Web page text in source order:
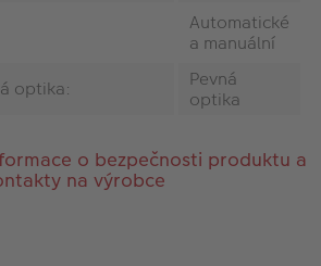
Automatické
a manuální
optika:
Pevná
optika
o bezpečnosti produktu a
na výrobce